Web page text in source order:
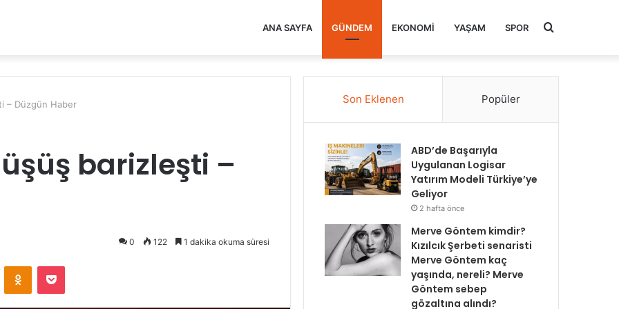
ANA SAYFA GÜNDEM EKONOMI YAŞAM SPOR Arama
– Düzgün Haber
barizleşti –
0 122 1 dakika okuma süresi
Odnoklassniki
Pocket
Son Eklenen Popüler
ABD’de Başarıyla
Uygulanan Logisar
Yatırım Modeli Türkiye’ye
Geliyor
2 hafta önce
Merve Göntem kimdir?
Kızılcık Şerbeti senaristi
Merve Göntem kaç
yaşında, nereli? Merve
Göntem sebep
gözaltına alındı?